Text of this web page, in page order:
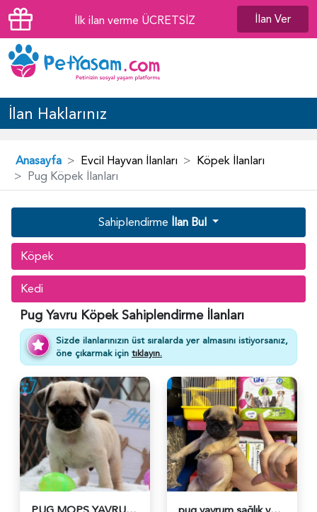
İlk ilan verme ÜCRETSİZ İlan Ver
İlan Haklarınız
Anasayfa Evcil Hayvan İlanları
Köpek İlanları
Pug Köpek İlanları
Sahiplendirme İlan Bul
Köpek
Kedi
Pug Yavru Köpek Sahiplendirme İlanları
Sizde ilanlarınızın üst sıralarda yer almasını istiyorsanız,
öne çıkarmak için tıklayın.